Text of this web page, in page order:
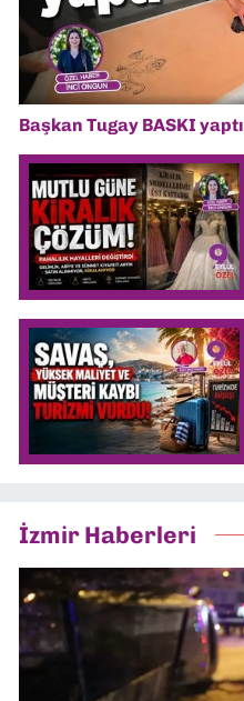
Başkan Tugay BASKI yaptı
İzmir Haberleri